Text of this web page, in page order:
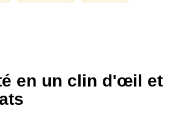
en un clin d'œil et